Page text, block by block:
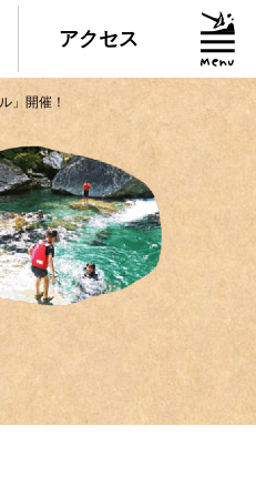
アクセス
えない
など各
」開催！